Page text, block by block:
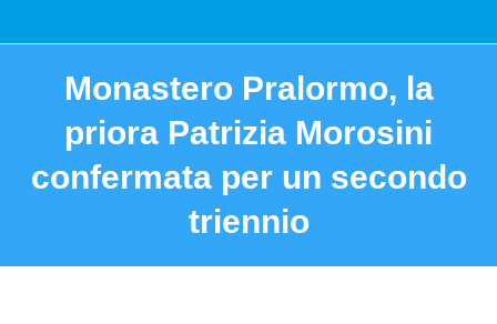
Monastero Pralormo, la
priora Patrizia Morosini
confermata per un secondo
triennio